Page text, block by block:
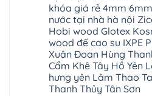
Quang
Lâm
Phú
Thọ
Hải
Phòng
Sóc
Sơn
Ninh
Bình
Hưng
Yên
Yên
Đông
Hạ
Long
rẻ
tpHCM
Thanh
Xuân
Bắc
Ninh
Ninh
Bình
Đà
Nẵng
Quảng
Ninh
Thợ
sửa
sàn
nhựa
thợ
sửa
sàn
nhà
thợ
sửa
sàn
khóa giá rẻ 4mm
nước tại nhà hà nội
Hobi wood Glotex
wood đế cao su IXPE
Xuân Đoan Hùng
Cẩm Khê Tây Hồ Yên
hưng yên Lâm Thao
Thanh Thủy Tân Sơn